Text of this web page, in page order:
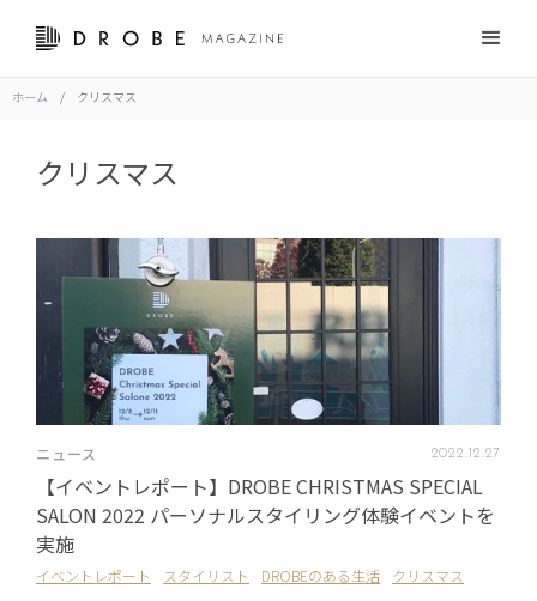
ホーム / クリスマス
クリスマス
ニュース 2022 .12 .27
【イベントレポート】DROBE CHRISTMAS SPECIAL
SALON 2022 パーソナルスタイリング体験イベントを
実施
イベントレポート スタイリスト DROBEのある生活 クリスマス